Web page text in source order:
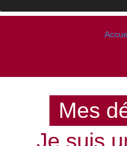
Mes
Je suis